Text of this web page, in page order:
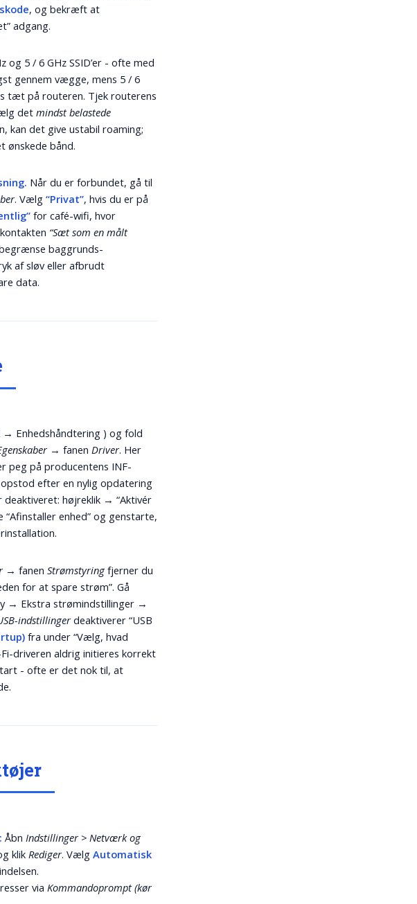
, og bekræft at
adgang.
og 5 / 6 GHz SSID’er - ofte med
gennem vægge, mens 5 / 6
tæt på routeren. Tjek routerens
detmindst belastede
kan det give ustabil roaming;
ønskede bånd.
Når du er forbundet, gå til
. Vælg“Privat”, hvis du er på
for café-wifi, hvor
“Sæt som en målt
baggrunds-
af sløv eller afbrudt
data.
→ Enhedshåndtering ) og fold
→ fanenDriver. Her
peg på producentens INF-
efter en nylig opdatering
højreklik → “Aktivér
“Afinstaller enhed” og genstarte,
→ fanenStrømstyring fjerner du
for at spare strøm”. Gå
Ekstra strømindstillinger →
indstillingerdeaktiverer “USB
fra under “Vælg, hvad
driveren aldrig initieres korrekt
- ofte er det nok til, at
Åbn Indstillinger > Netværk og
klik Rediger. VælgAutomatisk
via Kommandoprompt (kør